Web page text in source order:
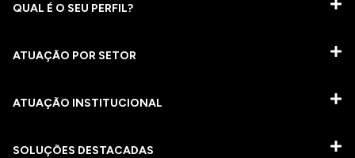
QUAL É O SEU PERFIL?
ATUAÇÃO POR SETOR
ATUAÇÃO INSTITUCIONAL
SOLUÇÕES DESTACADAS